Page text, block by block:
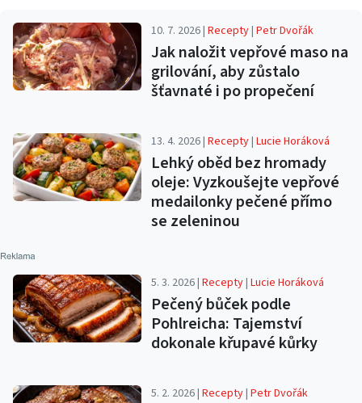
10. 7. 2026 |Recepty|Petr Dvořák
Jak naložit vepřové maso na
grilování, aby zůstalo
šťavnaté i po propečení
13. 4. 2026 |Recepty|Lucie Horáková
Lehký oběd bez hromady
oleje: Vyzkoušejte vepřové
medailonky pečené přímo
se zeleninou
5. 3. 2026 |Recepty|Lucie Horáková
Pečený bůček podle
Pohlreicha: Tajemství
dokonale křupavé kůrky
5. 2. 2026 |Recepty|Petr Dvořák